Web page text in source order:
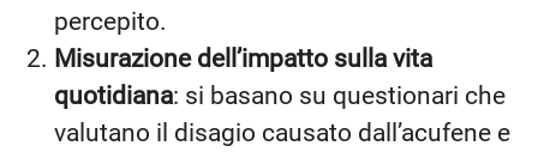
percepito.
Misurazione dell’impatto sulla vita
quotidiana: si basano su questionari che
valutano il disagio causato dall’acufene e